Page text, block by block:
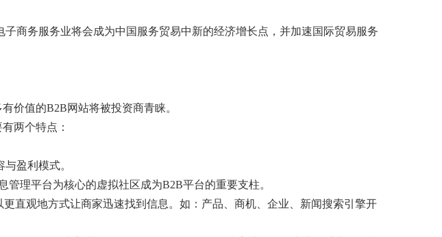
商务服务业将会成为中国服务贸易中新的经济增长点，并加速国际贸易服务
价值的B2B网站将被投资商青睐。
两个特点：
盈利模式。
理平台为核心的虚拟社区成为B2B平台的重要支柱。
直观地方式让商家迅速找到信息。如：产品、商机、企业、新闻搜索引擎开